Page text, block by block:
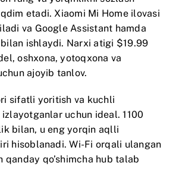
etadi. Xiaomi Mi Homeilovasi
va Google Assistant hamda
ishlaydi. Narxi atigi $19.99
oshxona, yotoqxona va
ajoyib tanlov.
sifatli yoritish va kuchli
uchun ideal. 1100
bilan, u eng yorqin aqlli
hisoblanadi. Wi-Fi orqali ulangan
qanday qo’shimcha hub talab